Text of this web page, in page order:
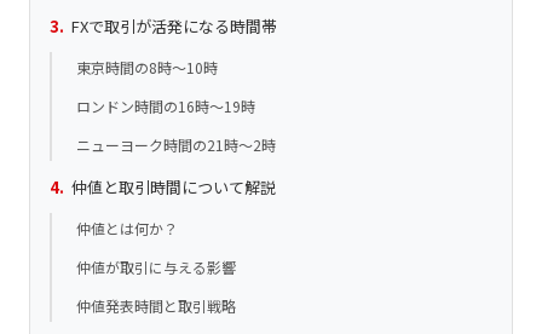
FXで取引が活発になる時間帯
東京時間の8時～10時
ロンドン時間の16時～19時
ニューヨーク時間の21時～2時
仲値と取引時間について解説
仲値とは何か？
仲値が取引に与える影響
仲値発表時間と取引戦略